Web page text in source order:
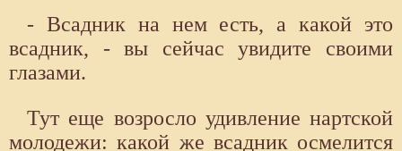
- Всадник на нем есть, а какой это
всадник, - вы сейчас увидите своими
глазами.
Тут еще возросло удивление нартской
молодежи: какой же всадник осмелится